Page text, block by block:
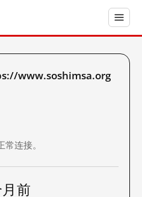
www.soshimsa.org
连接。
月前